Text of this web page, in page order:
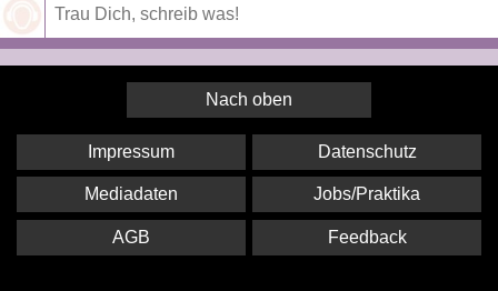
Nach oben
Impressum Datenschutz
Mediadaten Jobs/Praktika
AGB Feedback